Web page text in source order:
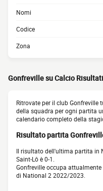
Nomi
Codice
Zona
Gonfreville su Calcio Risultati
Ritrovate per il club
della squadra per ogni partita
calendario completo della
Risultato partita
Il risultato dell'ultima partita in
Saint-Lô è 0-1.
Gonfreville occupa
di National 2 2022/2023.